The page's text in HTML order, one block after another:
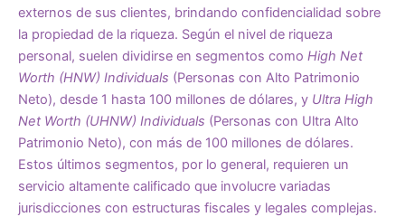
externos de sus clientes, brindando confidencialidad sobre
la propiedad de la riqueza. Según el nivel de riqueza
personal, suelen dividirse en segmentos como High Net
Worth (HNW) Individuals (Personas con Alto Patrimonio
Neto), desde 1 hasta 100 millones de dólares, y Ultra High
Net Worth (UHNW) Individuals (Personas con Ultra Alto
Patrimonio Neto), con más de 100 millones de dólares.
Estos últimos segmentos, por lo general, requieren un
servicio altamente calificado que involucre variadas
jurisdicciones con estructuras fiscales y legales complejas.